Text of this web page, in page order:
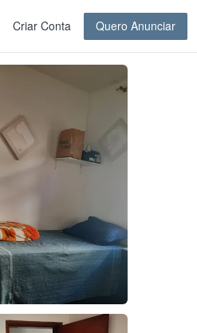
Criar Conta Quero Anunciar